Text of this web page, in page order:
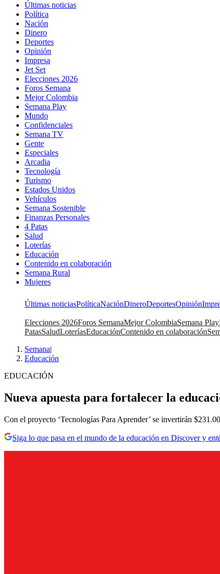
Últimas noticias
Política
Nación
Dinero
Deportes
Opinión
Impresa
Jet Set
Elecciones 2026
Foros Semana
Mejor Colombia
Semana Play
Mundo
Confidenciales
Semana TV
Gente
Especiales
Arcadia
Tecnología
Turismo
Estados Unidos
Vehículos
Semana Sostenible
Finanzas Personales
4 Patas
Salud
Loterías
Educación
Contenido en colaboración
Semana Rural
Mujeres
Últimas noticiasPolíticaNaciónDineroDeportesOpinión
Elecciones 2026Foros SemanaMejor ColombiaSemana Play
PatasSaludLoteríasEducaciónContenido en colaboración
Semana|
Educación
EDUCACIÓN
Nueva apuesta para fortalecer la
Con el proyecto ‘Tecnologías Para Aprender’ se invertirán
Siga lo que pasa en el mundo de la educación en Discover y